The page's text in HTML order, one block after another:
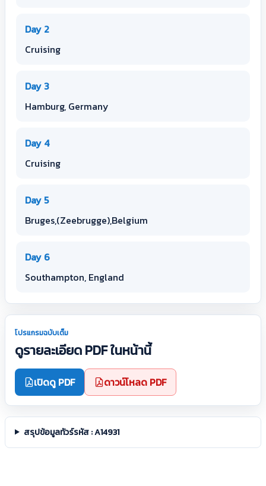
Day 2
Cruising
Day 3
Hamburg, Germany
Day 4
Cruising
Day 5
Bruges,(Zeebrugge),Belgium
Day 6
Southampton, England
โปรแกรมฉบับเต็ม
ดูรายละเอียด PDF ในหน้านี้
เปิดดู PDF ดาวน์โหลด PDF
สรุปข้อมูลทัวร์รหัส : A14931